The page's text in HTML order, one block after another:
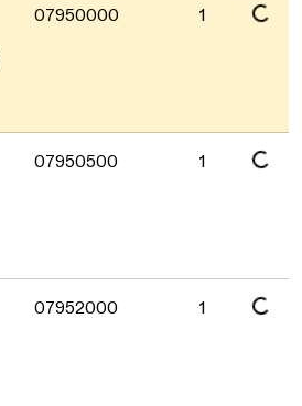
07950000 1
Daten werden geladen. Bitte warten...
07950500 1
Daten werden geladen. Bitte warten...
07952000 1